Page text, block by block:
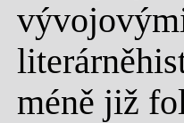
méně již